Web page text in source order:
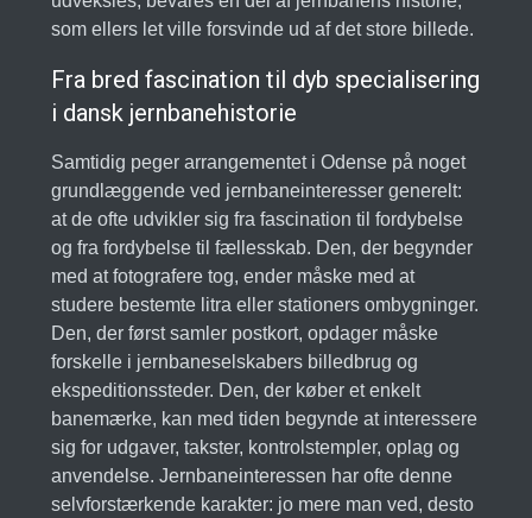
som ellers let ville forsvinde ud af det store billede.
Fra bred fascination til dyb specialisering
i dansk jernbanehistorie
Samtidig peger arrangementet i Odense på noget
grundlæggende ved jernbaneinteresser generelt:
at de ofte udvikler sig fra fascination til fordybelse
og fra fordybelse til fællesskab. Den, der begynder
med at fotografere tog, ender måske med at
studere bestemte litra eller stationers ombygninger.
Den, der først samler postkort, opdager måske
forskelle i jernbaneselskabers billedbrug og
ekspeditionssteder. Den, der køber et enkelt
banemærke, kan med tiden begynde at interessere
sig for udgaver, takster, kontrolstempler, oplag og
anvendelse. Jernbaneinteressen har ofte denne
selvforstærkende karakter: jo mere man ved, desto